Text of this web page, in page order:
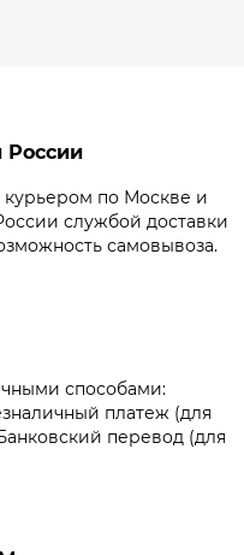
России
курьером по Москве и
службой доставки
самовывоза.
способами:
платеж (для
перевод (для